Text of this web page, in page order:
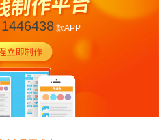
1446438款APP